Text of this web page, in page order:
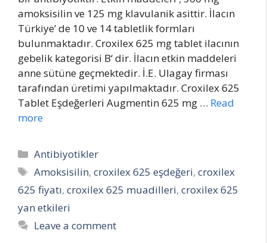
amoksisilin ve 125 mg klavulanik asittir. İlacın
Türkiye’ de 10 ve 14 tabletlik formları
bulunmaktadır. Croxilex 625 mg tablet ilacının
gebelik kategorisi B‘ dir. İlacın etkin maddeleri
anne sütüne geçmektedir. İ.E. Ulagay firması
tarafından üretimi yapılmaktadır. Croxilex 625
Tablet Eşdeğerleri Augmentin 625 mg … Read
more
Categories
Antibiyotikler
Tags
Amoksisilin,croxilex 625 eşdeğeri,croxilex
625 fiyatı, croxilex 625 muadilleri, croxilex 625
yan etkileri
Leave a comment